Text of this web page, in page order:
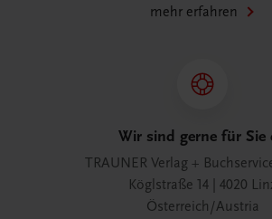
mehr erfahren
Wir sind gerne für Sie
TRAUNER Verlag +
Köglstraße 14 | 4020
Österreich/Austria